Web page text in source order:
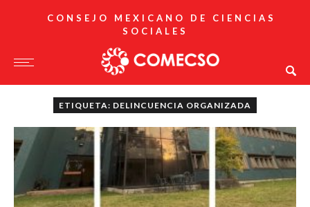
CONSEJO MEXICANO DE CIENCIAS
SOCIALES
ETIQUETA: DELINCUENCIA ORGANIZADA